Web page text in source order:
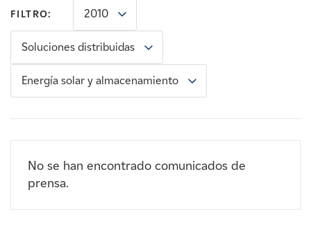
Noticias
Contacte con
Afiliados
FILTRO: 2010
Soluciones distribuidas
Energía solar y almacenamiento
No se han encontrado comunicados de
prensa.